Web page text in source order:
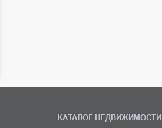
КАТАЛОГ НЕДВИЖИМОСТИ